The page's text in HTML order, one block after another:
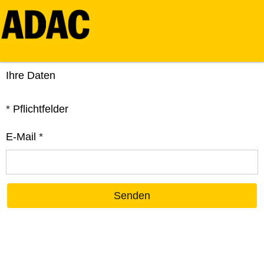
Ihre Daten
* Pflichtfelder
E-Mail *
Senden